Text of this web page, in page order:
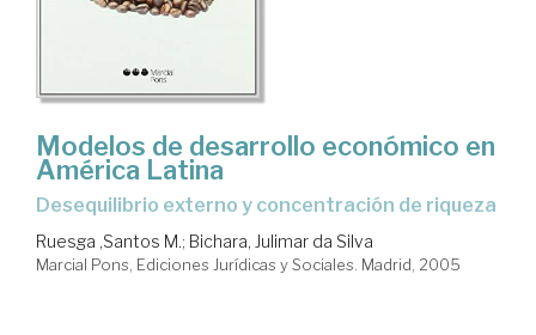
Modelos de desarrollo económico en
América Latina
desequilibrio externo y concentración de riqueza
Ruesga ,Santos M.; Bichara, Julimar da Silva
Marcial Pons, Ediciones Jurídicas y Sociales. Madrid, 2005